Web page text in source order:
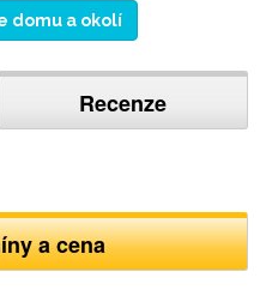
domu a okolí
Recenze
a cena